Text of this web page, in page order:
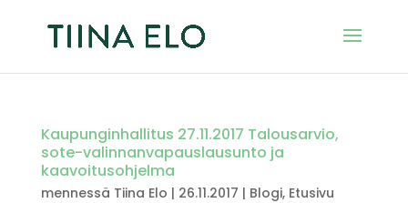
Kaupunginhallitus 27.11.2017 Talousarvio,
sote-valinnanvapauslausunto ja
kaavoitusohjelma
mennessä Tiina Elo | 26.11.2017 | Blogi, Etusivu